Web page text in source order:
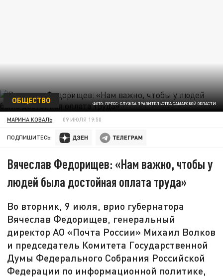
ФОТО: ПРЕСС-СЛУЖБА ПРАВИТЕЛЬСТВА САМАРСКОЙ ОБЛАСТИ
ОБЩЕСТВО
МАРИНА КОВАЛЬ 09 ИЮЛЯ 19:50
ПОДПИШИТЕСЬ:
Вячеслав Федорищев: «Нам важно, чтобы у
людей была достойная оплата труда»
Во вторник, 9 июля, врио губернатора
Вячеслав Федорищев, генеральный
директор АО «Почта России» Михаил Волков
и председатель Комитета Государственной
Думы Федерального Собрания Российской
Федерации по информационной политике,